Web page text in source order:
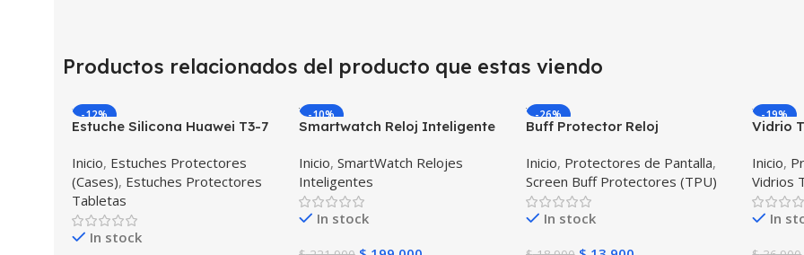
Productos relacionados del producto que estas viendo
-12%
Estuche Silicona Huawei T3-7
Inicio, Estuches Protectores
(Cases), Estuches Protectores
Tabletas
In stock
-10%
Smartwatch Reloj Inteligente
PRO) Mide Temperatura
Presión Arterial y Ritmo
Cardíaco
Inicio, SmartWatch Relojes
Inteligentes
In stock
-26%
Buff Protector Reloj
Samsung Galaxy Watch Active
2
Inicio, Protectores de Pantalla,
Screen Buff Protectores (TPU)
In stock
-19%
Vidrio
Inicio,
Vidrios
In